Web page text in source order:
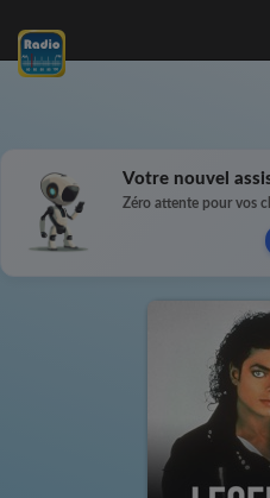
Votre nouvel
Zéro attente pour vos